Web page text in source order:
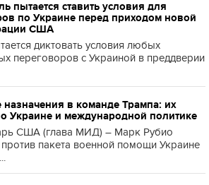
пытается ставить условия для
по Украине перед приходом новой
США
диктовать условия любых
переговоров с Украиной в преддверии
в команде Трампа: их
Украине и международной политике
США (глава МИД) – Марк Рубио
против пакета военной помощи Украине